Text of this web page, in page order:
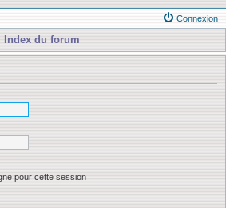
Connexion
Index du forum
pour cette session